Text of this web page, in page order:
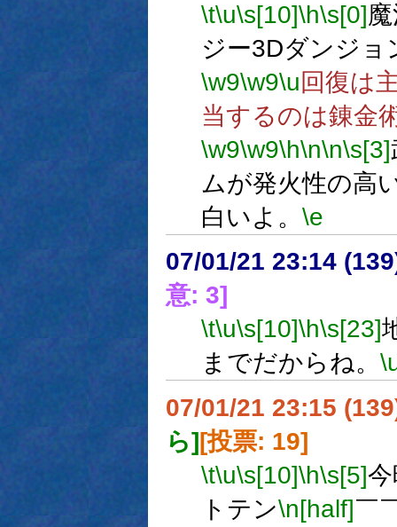
\t\u\s[10]\h\s[0]
ジー3Dダンジョ
\w9\w9\u回復は
当するのは錬金
\w9\w9\h\n\n\s[3]
ムが発火性の高
白いよ。 \e
07/01/21 23:14
意: 3]
\t\u\s[10]\h\s[23]
までだからね。
07/01/21 23:15
ら][投票: 19]
\t\u\s[10]\h\s[5]
トテン\n[half]￣